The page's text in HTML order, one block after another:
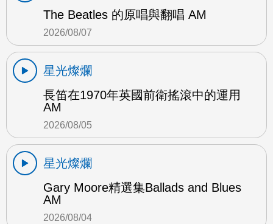
The Beatles 的原唱與翻唱 AM
2026/08/07
星光燦爛
長笛在1970年英國前衛搖滾中的運用
AM
2026/08/05
星光燦爛
Gary Moore精選集Ballads and Blues
AM
2026/08/04